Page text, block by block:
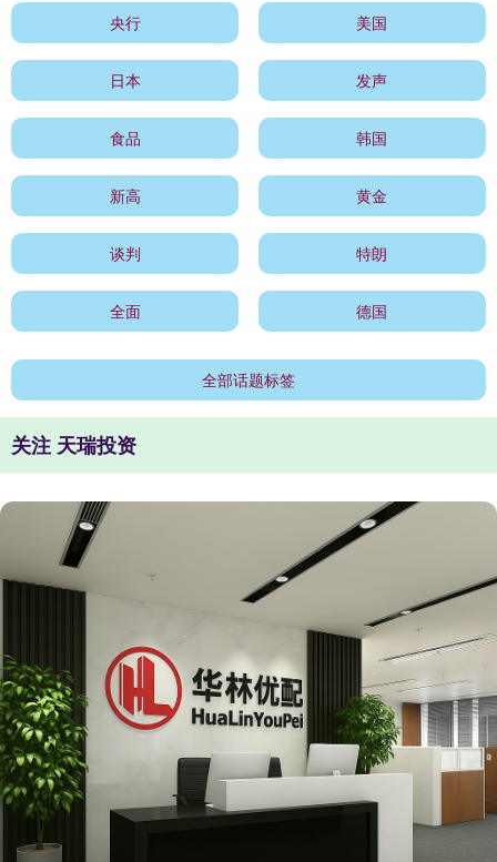
央行 美国
日本 发声
食品 韩国
新高 黄金
谈判 特朗
全面 德国
全部话题标签
关注 天瑞投资